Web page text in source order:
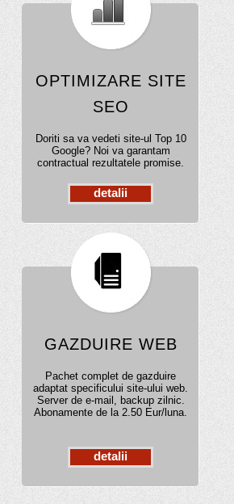
OPTIMIZARE SITE
SEO
Doriti sa va vedeti site-ul Top 10
Google? Noi va garantam
contractual rezultatele promise.
detalii
GAZDUIRE WEB
Pachet complet de gazduire
adaptat specificului site-ului web.
Server de e-mail, backup zilnic.
Abonamente de la 2.50 Eur/luna.
detalii